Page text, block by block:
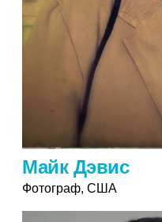
Майк Дэвис
Фотограф, США